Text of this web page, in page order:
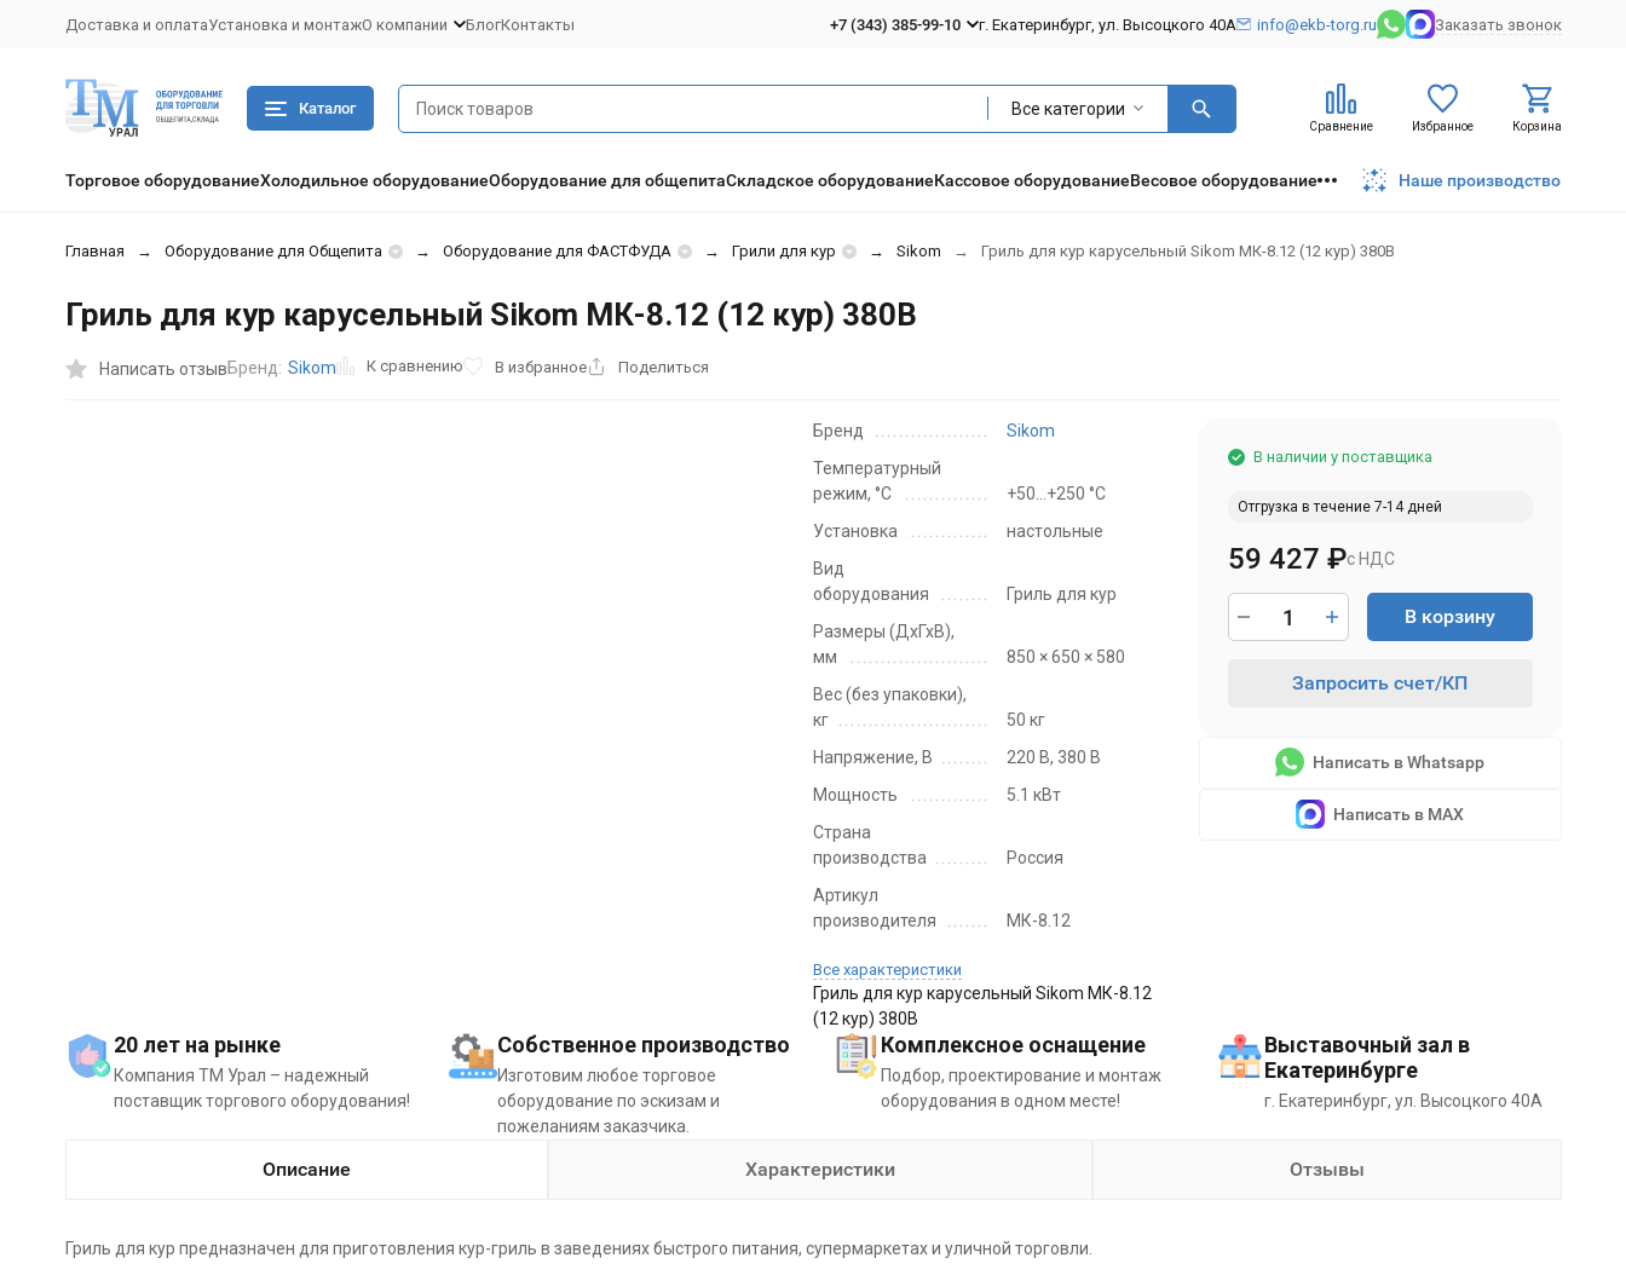
Доставка и оплатаУстановка и монтажО компании БлогКонтакты +7 (343) 385-99-10 г. Екатеринбург, ул. Высоцкого 40А info@ekb-torg.ru Заказать звонок
Каталог Все категории
Сравнение Избранное Корзина
Торговое оборудованиеХолодильное оборудованиеОборудование для общепитаСкладское оборудованиеКассовое оборудованиеВесовое оборудование Наше производство
Главная Оборудование для Общепита Оборудование для ФАСТФУДА Грили для кур Sikom Гриль для кур карусельный Sikom МК-8.12 (12 кур) 380В
Гриль для кур карусельный Sikom МК-8.12 (12 кур) 380В
Написать отзывБренд: Sikom К сравнению В избранное Поделиться
Гриль для кур карусельный Sikom МК-8.12
(12 кур) 380В
Бренд
Sikom
Температурный
режим, °C
+50...+250 °С
Установка
настольные
Вид
оборудования
Гриль для кур
Размеры (ДхГхВ),
мм
850 × 650 × 580
Вес (без упаковки),
кг
50 кг
Напряжение, В
220 В, 380 В
Мощность
5.1 кВт
Страна
производства
Россия
Артикул
производителя
МК-8.12
Все характеристики
В наличии у поставщика
Отгрузка в течение 7-14 дней
с НДС
59 427 ₽
В корзину
Запросить счет/КП
Написать в Whatsapp
Написать в MAX
20 лет на рынке
Компания ТМ Урал – надежный
поставщик торгового оборудования!
Собственное производство
Изготовим любое торговое
оборудование по эскизам и
пожеланиям заказчика.
Комплексное оснащение
Подбор, проектирование и монтаж
оборудования в одном месте!
Выставочный зал в
Екатеринбурге
г. Екатеринбург, ул. Высоцкого 40А
Описание Характеристики Отзывы
Гриль для кур предназначен для приготовления кур-гриль в заведениях быстрого питания, супермаркетах и уличной торговли.